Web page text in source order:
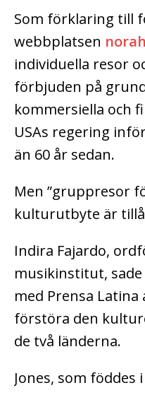
Som förklaring till
webbplatsen
individuella resor
förbjuden på
kommersiella och
USAs regering
än 60 år sedan.
Men ”gruppresor
kulturutbyte är
Indira Fajardo,
musikinstitut,
med Prensa
förstöra den
de två länderna.
Jones, som föddes